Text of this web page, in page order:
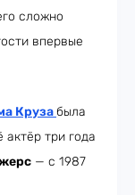
сложно
впервые
Круза была
три года
— с 1987